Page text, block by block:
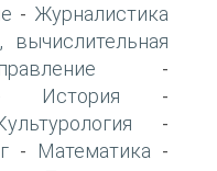
- Журналистика
вычислительная
-
История -
-
- Математика -